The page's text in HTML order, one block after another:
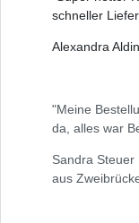
schneller
Alexandra
"Meine
da, alles war
Sandra Steuer
aus